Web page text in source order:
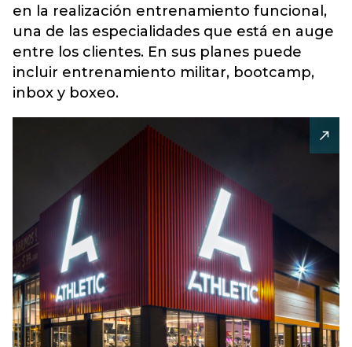
en la realización entrenamiento funcional,
una de las especialidades que está en auge
entre los clientes. En sus planes puede
incluir entrenamiento militar, bootcamp,
inbox y boxeo.